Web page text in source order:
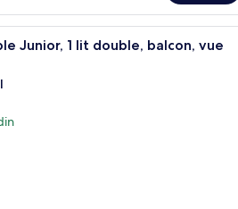
Une chambre à coucher
Junior, 1 lit double, balcon, vue